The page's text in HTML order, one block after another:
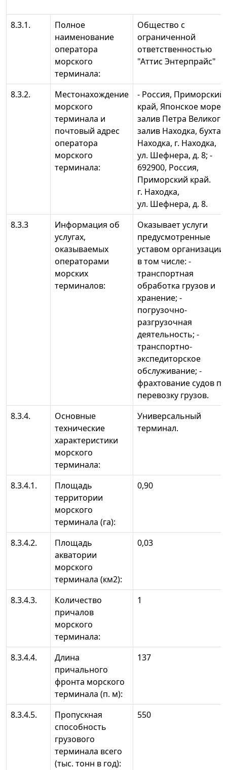
8.3.1.
Полное
наименование
оператора
морского
терминала:
Общество с
ограниченной
ответственностью
"Аттис Энтерпрайс"
8.3.2.
Местонахождение
морского
терминала и
почтовый адрес
оператора
морского
терминала:
- Россия, Приморский
край, Японское море,
залив Петра Великого,
залив Находка, бухта
Находка, г. Находка,
ул. Шефнера, д. 8; -
692900, Россия,
Приморский край.
г. Находка,
ул. Шефнера, д. 8.
8.3.3
Информация об
услугах,
оказываемых
операторами
морских
терминалов:
Оказывает услуги
предусмотренные
уставом организации,
в том числе: -
транспортная
обработка грузов и
хранение; -
погрузочно-
разгрузочная
деятельность; -
транспортно-
экспедиторское
обслуживание; -
фрахтование судов
перевозку грузов.
8.3.4.
Основные
технические
характеристики
морского
терминала:
Универсальный
терминал.
8.3.4.1.
Площадь
территории
морского
терминала (га):
0,90
8.3.4.2.
Площадь
акватории
морского
терминала (км2):
0,03
8.3.4.3.
Количество
причалов
морского
терминала:
1
8.3.4.4.
Длина
причального
фронта морского
терминала (п. м):
137
8.3.4.5.
Пропускная
способность
грузового
терминала всего
(тыс. тонн в год):
550